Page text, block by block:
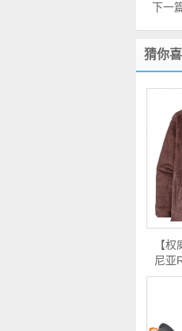
下一
猜你
【
尼亚
套头